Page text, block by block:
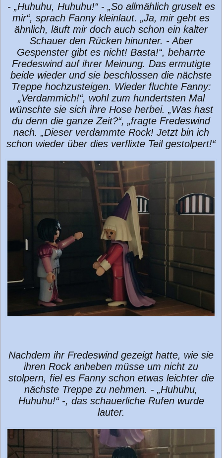
- „Huhuhu, Huhuhu!“ - „So allmählich gruselt es
mir“, sprach Fanny kleinlaut. „Ja, mir geht es
ähnlich, läuft mir doch auch schon ein kalter
Schauer den Rücken hinunter. - Aber
Gespenster gibt es nicht! Basta!“, beharrte
Fredeswind auf ihrer Meinung. Das ermutigte
beide wieder und sie beschlossen die nächste
Treppe hochzusteigen. Wieder fluchte Fanny:
„Verdammich!“, wohl zum hundertsten Mal
wünschte sie sich ihre Hose herbei. „Was hast
du denn die ganze Zeit?“, „fragte Fredeswind
nach. „Dieser verdammte Rock! Jetzt bin ich
schon wieder über dies verflixte Teil gestolpert!“
Nachdem ihr Fredeswind gezeigt hatte, wie sie
ihren Rock anheben müsse um nicht zu
stolpern, fiel es Fanny schon etwas leichter die
nächste Treppe zu nehmen. - „Huhuhu,
Huhuhu!“ -, das schauerliche Rufen wurde
lauter.